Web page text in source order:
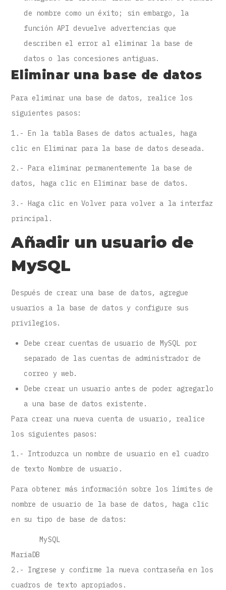
de nombre como un éxito; sin embargo, la
función API devuelve advertencias que
describen el error al eliminar la base de
datos o las concesiones antiguas.
Eliminar una base de datos
Para eliminar una base de datos, realice los
siguientes pasos:
1.- En la tabla Bases de datos actuales, haga
clic en Eliminar para la base de datos deseada.
2.- Para eliminar permanentemente la base de
datos, haga clic en Eliminar base de datos.
3.- Haga clic en Volver para volver a la interfaz
principal.
Añadir un usuario de
MySQL
Después de crear una base de datos, agregue
usuarios a la base de datos y configure sus
privilegios.
Debe crear cuentas de usuario de MySQL por
separado de las cuentas de administrador de
correo y web.
Debe crear un usuario antes de poder agregarlo
a una base de datos existente.
Para crear una nueva cuenta de usuario, realice
los siguientes pasos:
1.- Introduzca un nombre de usuario en el cuadro
de texto Nombre de usuario.
Para obtener más información sobre los límites de
nombre de usuario de la base de datos, haga clic
en su tipo de base de datos:
MySQL
MariaDB
2.- Ingrese y confirme la nueva contraseña en los
cuadros de texto apropiados.